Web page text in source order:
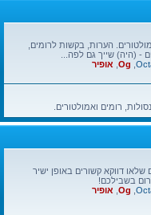
הערות, בקשות לרומים,
- (היה) שייך גם לפה...
Og אופיר
דווקא קשורים באופן ישיר
בשבילכם!
Og אופיר